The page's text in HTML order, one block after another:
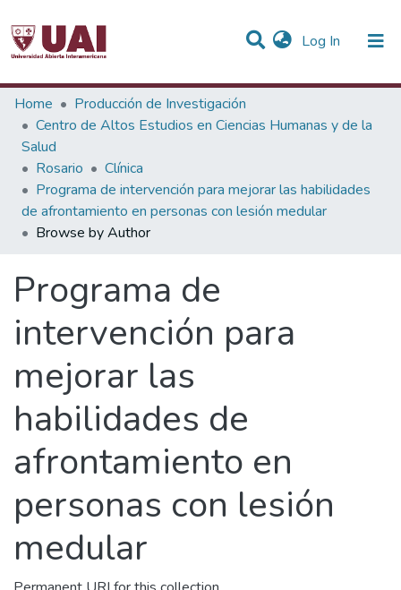
Log In (current)
Communities & Collections
All of DSpace
Home
Producción de Investigación
Centro de Altos Estudios en Ciencias Humanas y de la
Salud
Rosario
Clínica
Programa de intervención para mejorar las habilidades
de afrontamiento en personas con lesión medular
Browse by Author
Programa de
intervención para
mejorar las
habilidades de
afrontamiento en
personas con lesión
medular